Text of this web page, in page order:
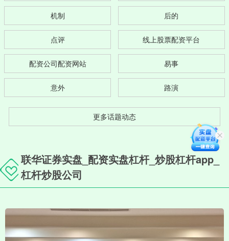
机制 后的
点评 线上股票配资平台
配资公司配资网站 易事
意外 路演
更多话题动态
联华证券实盘_配资实盘杠杆_炒股杠杆app_
杠杆炒股公司